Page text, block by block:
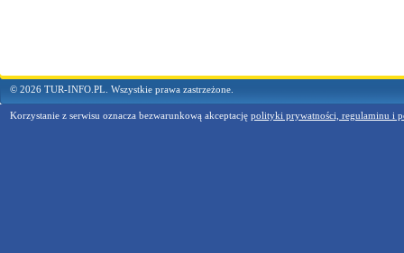
© 2026 TUR-INFO.PL. Wszystkie prawa zastrzeżone.
Korzystanie z serwisu oznacza bezwarunkową akceptację polityki prywatności, regulaminu i